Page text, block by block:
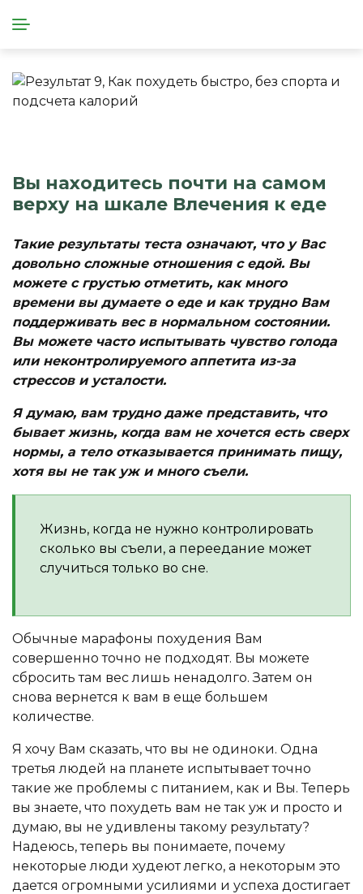
Вы находитесь почти на самом
верху на шкале Влечения к еде
Такие результаты теста означают, что у Вас
довольно сложные отношения с едой. Вы
можете с грустью отметить, как много
времени вы думаете о еде и как трудно Вам
поддерживать вес в нормальном состоянии.
Вы можете часто испытывать чувство голода
или неконтролируемого аппетита из-за
стрессов и усталости.
Я думаю, вам трудно даже представить, что
бывает жизнь, когда вам не хочется есть сверх
нормы, а тело отказывается принимать пищу,
хотя вы не так уж и много съели.
Жизнь, когда не нужно контролировать
сколько вы съели, а переедание может
случиться только во сне.
Обычные марафоны похудения Вам
совершенно точно не подходят. Вы можете
сбросить там вес лишь ненадолго. Затем он
снова вернется к вам в еще большем
количестве.
Я хочу Вам сказать, что вы не одиноки. Одна
третья людей на планете испытывает точно
такие же проблемы с питанием, как и Вы. Теперь
вы знаете, что похудеть вам не так уж и просто и
думаю, вы не удивлены такому результату?
Надеюсь, теперь вы понимаете, почему
некоторые люди худеют легко, а некоторым это
дается огромными усилиями и успеха достигает